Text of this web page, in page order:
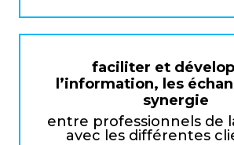
faciliter et
l’information, les
synergie
entre professionnels de
avec les différentes